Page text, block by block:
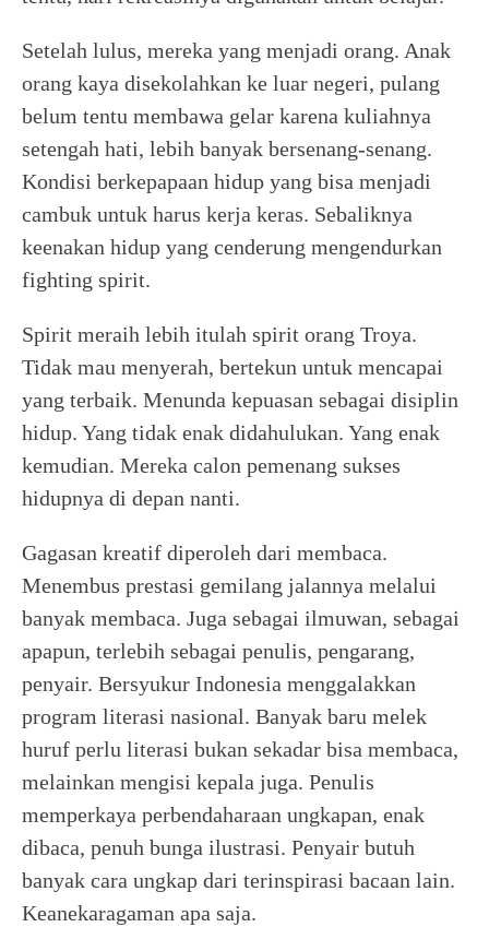
Setelah lulus, mereka yang menjadi orang. Anak
orang kaya disekolahkan ke luar negeri, pulang
belum tentu membawa gelar karena kuliahnya
setengah hati, lebih banyak bersenang-senang.
Kondisi berkepapaan hidup yang bisa menjadi
cambuk untuk harus kerja keras. Sebaliknya
keenakan hidup yang cenderung mengendurkan
fighting spirit.
Spirit meraih lebih itulah spirit orang Troya.
Tidak mau menyerah, bertekun untuk mencapai
yang terbaik. Menunda kepuasan sebagai disiplin
hidup. Yang tidak enak didahulukan. Yang enak
kemudian. Mereka calon pemenang sukses
hidupnya di depan nanti.
Gagasan kreatif diperoleh dari membaca.
Menembus prestasi gemilang jalannya melalui
banyak membaca. Juga sebagai ilmuwan, sebagai
apapun, terlebih sebagai penulis, pengarang,
penyair. Bersyukur Indonesia menggalakkan
program literasi nasional. Banyak baru melek
huruf perlu literasi bukan sekadar bisa membaca,
melainkan mengisi kepala juga. Penulis
memperkaya perbendaharaan ungkapan, enak
dibaca, penuh bunga ilustrasi. Penyair butuh
banyak cara ungkap dari terinspirasi bacaan lain.
Keanekaragaman apa saja.